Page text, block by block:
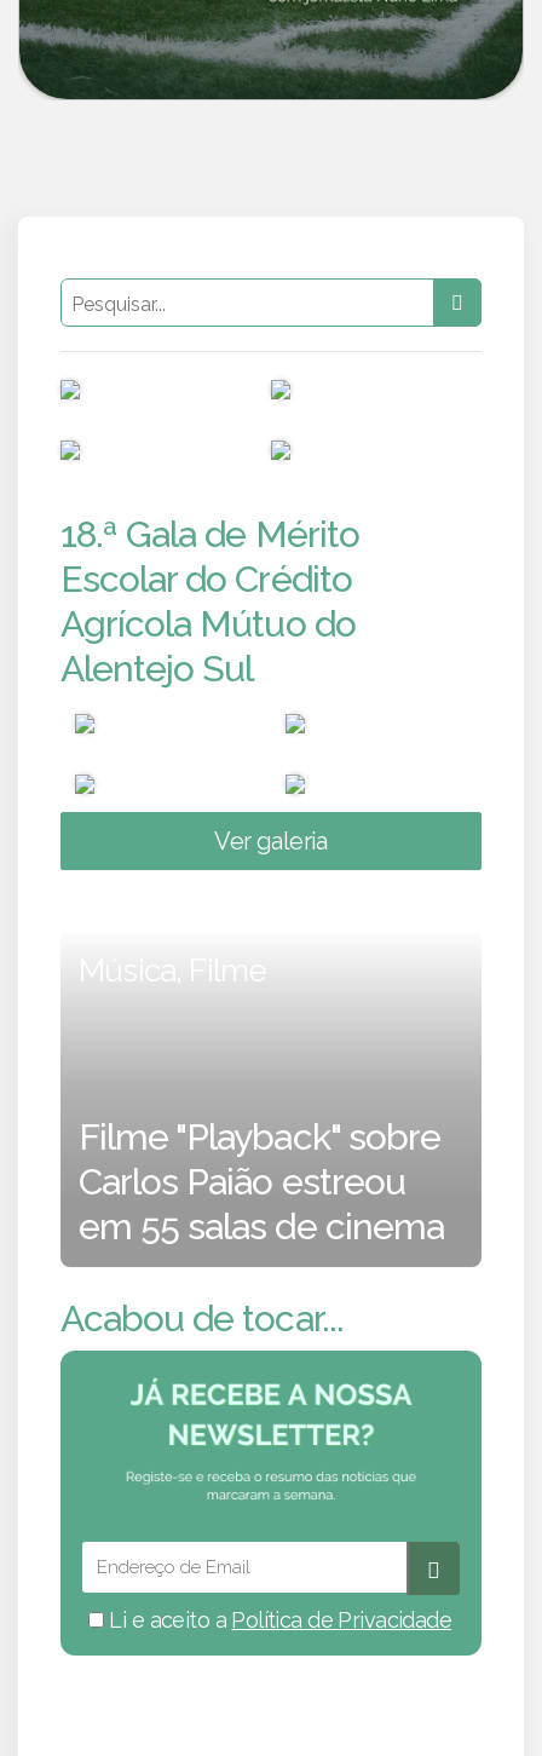
18.ª Gala de Mérito
Escolar do Crédito
Agrícola Mútuo do
Alentejo Sul
Ver galeria
Música, Filme
Filme "Playback" sobre
Carlos Paião estreou
em 55 salas de cinema
Acabou de tocar...
Li e aceito a Política de Privacidade